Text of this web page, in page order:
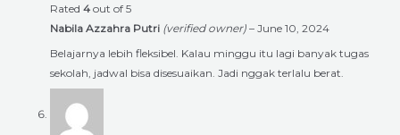
Rated 4 out of 5
Nabila Azzahra Putri (verified owner) – June 10, 2024
Belajarnya lebih fleksibel. Kalau minggu itu lagi banyak tugas
sekolah, jadwal bisa disesuaikan. Jadi nggak terlalu berat.